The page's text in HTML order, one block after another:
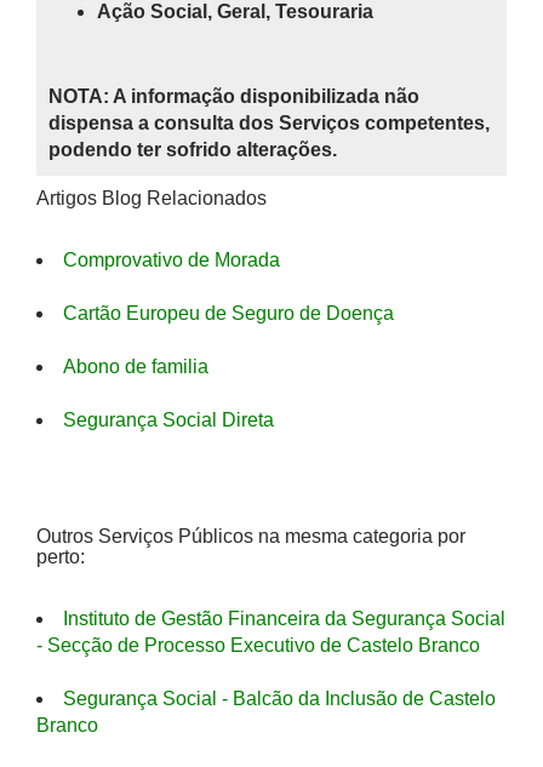
Ação Social, Geral, Tesouraria
NOTA: A informação disponibilizada não
dispensa a consulta dos Serviços competentes,
podendo ter sofrido alterações.
Artigos Blog Relacionados
Comprovativo de Morada
Cartão Europeu de Seguro de Doença
Abono de familia
Segurança Social Direta
Outros Serviços Públicos na mesma categoria por
perto:
Instituto de Gestão Financeira da Segurança Social
- Secção de Processo Executivo de Castelo Branco
Segurança Social - Balcão da Inclusão de Castelo
Branco